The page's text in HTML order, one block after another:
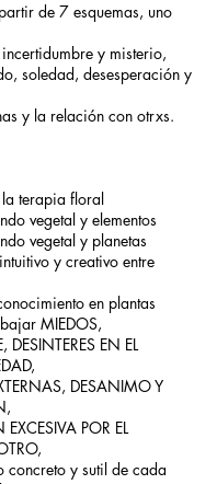
de 7 esquemas, uno
y misterio,
soledad, desesperación y
y la relación con otrxs.
terapia floral
vegetal y elementos
vegetal y planetas
y creativo entre
en plantas
MIEDOS,
DESINTERES EN EL
DESANIMO Y
POR EL
concreto y sutil de cada